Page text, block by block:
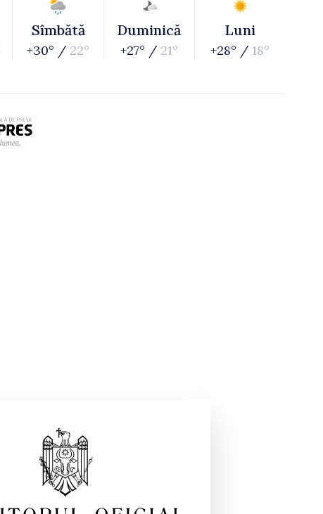
Sîmbătă
+30° / 22°
Duminică
+27° / 21°
Luni
+28° / 18°